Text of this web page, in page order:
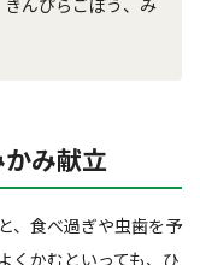
んぴらごぼう、み
み献立
、食べ過ぎや虫歯を予
くかむといっても、ひ